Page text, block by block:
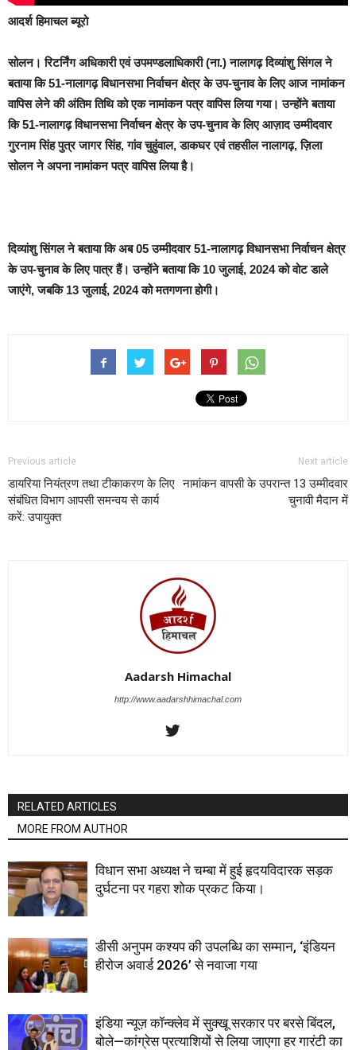
आदर्श हिमाचल ब्यूरो
सोलन। रिटर्निंग अधिकारी एवं उपमण्डलाधिकारी (ना.) नालागढ़ दिव्यांशु सिंगल ने
बताया कि 51-नालागढ़ विधानसभा निर्वाचन क्षेत्र के उप-चुनाव के लिए आज नामांकन
वापिस लेने की अंतिम तिथि को एक नामांकन पत्र वापिस लिया गया। उन्होंने बताया
कि 51-नालागढ़ विधानसभा निर्वाचन क्षेत्र के उप-चुनाव के लिए आज़ाद उम्मीदवार
गुरनाम सिंह पुत्र जागर सिंह, गांव चुहुंवाल, डाकघर एवं तहसील नालागढ़, ज़िला
सोलन ने अपना नामांकन पत्र वापिस लिया है।
दिव्यांशु सिंगल ने बताया कि अब 05 उम्मीदवार 51-नालागढ़ विधानसभा निर्वाचन क्षेत्र
के उप-चुनाव के लिए पात्र हैं। उन्होंने बताया कि 10 जुलाई, 2024 को वोट डाले
जाएंगे, जबकि 13 जुलाई, 2024 को मतगणना होगी।
Previous article
डायरिया नियंत्रण तथा टीकाकरण के लिए
संबंधित विभाग आपसी समन्वय से कार्य
करें: उपायुक्त
Next article
नामांकन वापसी के उपरान्त 13 उम्मीदवार
चुनावी मैदान में
Aadarsh Himachal
http://www.aadarshhimachal.com
RELATED ARTICLES
MORE FROM AUTHOR
विधान सभा अध्यक्ष ने चम्बा में हुई हृदयविदारक सड़क
दुर्घटना पर गहरा शोक प्रकट किया।
डीसी अनुपम कश्यप की उपलब्धि का सम्मान, ‘इंडियन
हीरोज अवार्ड 2026’ से नवाजा गया
इंडिया न्यूज़ कॉन्क्लेव में सुक्खू सरकार पर बरसे बिंदल,
बोले—कांग्रेस प्रत्याशियों से लिया जाएगा हर गारंटी का